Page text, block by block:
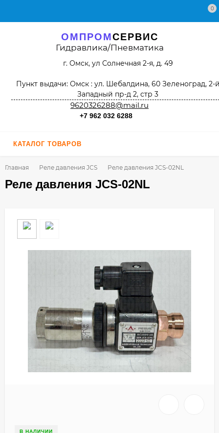
0
ОМПРОМСЕРВИС
Гидравлика/Пневматика
г. Омск, ул Солнечная 2-я, д. 49
Пункт выдачи: Омск : ул. Шебалдина, 60 Зеленоград, 2-
Западный пр-д 2, стр 3
9620326288@mail.ru
+7 962 032 6288
КАТАЛОГ ТОВАРОВ
Главная Реле давления JCS Реле давления JCS-02NL
Реле давления JCS-02NL
В НАЛИЧИИ